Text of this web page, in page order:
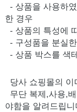
- 상품을 사용하
한 경우
- 상품의 특성에
- 구성품을 분실
- 상품 박스를 색
당사 쇼핑몰의
무단 복제,사용,
야함을 알려드립니